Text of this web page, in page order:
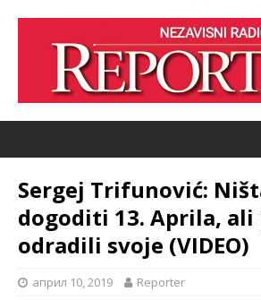
Sergej Trifunović:
dogoditi 13. Aprila,
odradili svoje (VIDEO)
април 10, 2019 Reporter